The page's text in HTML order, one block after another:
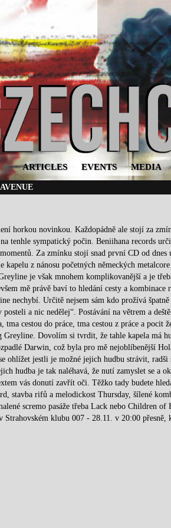
ARTICLES EVENTS MEDIA
horkou novinkou. Každopádně ale stojí za
tenhle sympatický počin. Beniihana records
Za zmínku stojí snad první CD od
kapelu z nánosu početných německých
je však mnohem komplikovanější a je
mě právě baví to hledání cesty a
nechybí. Určitě nejsem sám kdo prožívá
posteli a nic nedělej“. Postávání na větrem a
tma cestou do práce, tma cestou z práce a pocit
Greyline. Dovolím si tvrdit, že tahle kapela má
Darwin, což byla pro mě nejoblíbenější
ohlížet jestli je možné jejich hudbu strávit,
hudba je tak naléhavá, že nutí zamyslet se a
vás donutí zavřít oči. Těžko tady budete
stavba rifů a melodickost Thursday, šílené
scremo pasáže třeba Lack nebo Children
klubu 007 - 28.11. v 20:00 přesně,